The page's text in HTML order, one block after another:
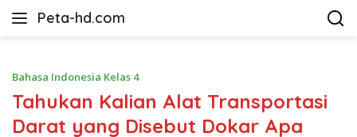
Peta-hd.com
Kumpulan
HD
Bahasa Indonesia Kelas 4
Tahukan Kalian Alat Transportasi
Darat yang Disebut Dokar Apa